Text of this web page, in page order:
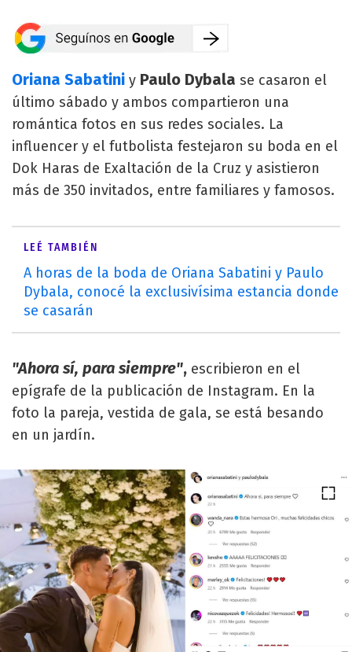
Oriana Sabatini y Paulo Dybala se casaron el
último sábado y ambos compartieron una
romántica fotos en sus redes sociales. La
influencer y el futbolista festejaron su boda en el
Dok Haras de Exaltación de la Cruz y asistieron
más de 350 invitados, entre familiares y famosos.
LEÉ TAMBIÉN
A horas de la boda de Oriana Sabatini y Paulo
Dybala, conocé la exclusivísima estancia donde
se casarán
"Ahora sí, para siempre", escribieron en el
epígrafe de la publicación de Instagram. En la
foto la pareja, vestida de gala, se está besando
en un jardín.